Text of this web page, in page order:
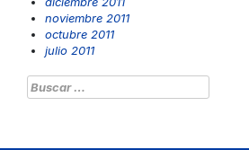
noviembre 2011
octubre 2011
julio 2011
Buscar: